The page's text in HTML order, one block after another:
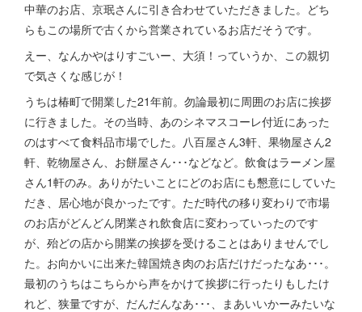
中華のお店、京珉さんに引き合わせていただきました。どち
らもこの場所で古くから営業されているお店だそうです。
えー、なんかやはりすごいー、大須！っていうか、この親切
で気さくな感じが！
うちは椿町で開業した21年前。勿論最初に周囲のお店に挨拶
に行きました。その当時、あのシネマスコーレ付近にあった
のはすべて食料品市場でした。八百屋さん3軒、果物屋さん2
軒、乾物屋さん、お餅屋さん･･･などなど。飲食はラーメン屋
さん1軒のみ。ありがたいことにどのお店にも懇意にしていた
だき、居心地が良かったです。ただ時代の移り変わりで市場
のお店がどんどん閉業され飲食店に変わっていったのです
が、殆どの店から開業の挨拶を受けることはありませんでし
た。お向かいに出来た韓国焼き肉のお店だけだったなあ･･･。
最初のうちはこちらから声をかけて挨拶に行ったりもしたけ
れど、狭量ですが、だんだんなあ･･･、まあいいかーみたいな